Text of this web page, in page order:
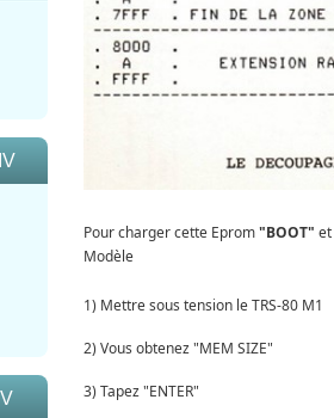
Pour charger cette Eprom"BOOT"
Modèle
1) Mettre sous tension le TRS-80 M1
2) Vous obtenez "MEM SIZE"
3) Tapez "ENTER"